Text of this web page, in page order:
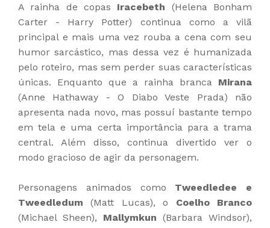
A rainha de copas Iracebeth (Helena Bonham
Carter - Harry Potter) continua como a vilã
principal e mais uma vez rouba a cena com seu
humor sarcástico, mas dessa vez é humanizada
pelo roteiro, mas sem perder suas características
únicas. Enquanto que a rainha branca Mirana
(Anne Hathaway - O Diabo Veste Prada) não
apresenta nada novo, mas possuí bastante tempo
em tela e uma certa importância para a trama
central. Além disso, continua divertido ver o
modo gracioso de agir da personagem.
Personagens animados como Tweedledee e
Tweedledum (Matt Lucas), o Coelho Branco
(Michael Sheen), Mallymkun (Barbara Windsor),